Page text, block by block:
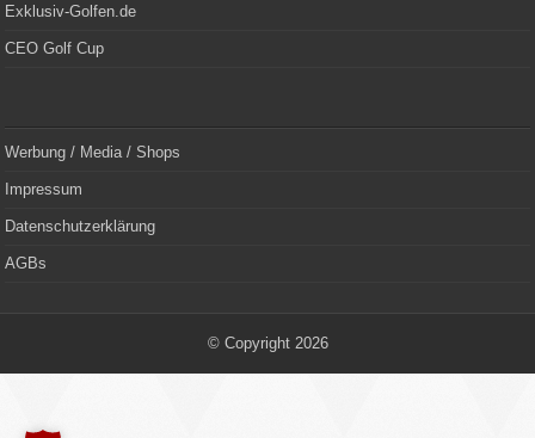
Exklusiv-Golfen.de
CEO Golf Cup
Werbung / Media / Shops
Impressum
Datenschutzerklärung
AGBs
© Copyright 2026